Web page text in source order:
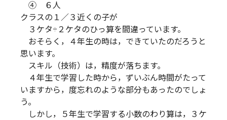
④ ６人
クラスの１／３近くの子が
３ケタ÷２ケタのひっ算を間違っています。
おそらく，４年生の時は，できていたのだろうと
思います。
スキル（技術）は，精度が落ちます。
４年生で学習した時から，ずいぶん時間がたって
いますから，度忘れのような部分もあったのでしょ
う。
しかし，５年生で学習する小数のわり算は，３ケ